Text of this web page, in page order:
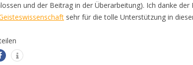
und der Beitrag in der Überarbeitung). Ich danke der
sehr für die tolle Unterstützung in